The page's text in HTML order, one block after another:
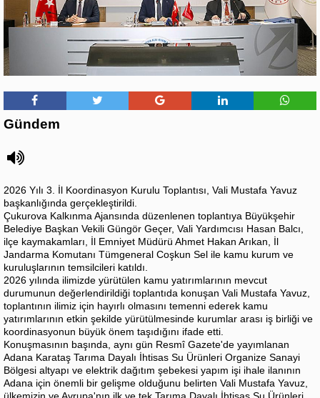
Gündem
2026 Yılı 3. İl Koordinasyon Kurulu Toplantısı, Vali Mustafa Yavuz
başkanlığında gerçekleştirildi.
Çukurova Kalkınma Ajansında düzenlenen toplantıya Büyükşehir
Belediye Başkan Vekili Güngör Geçer, Vali Yardımcısı Hasan Balcı,
ilçe kaymakamları, İl Emniyet Müdürü Ahmet Hakan Arıkan, İl
Jandarma Komutanı Tümgeneral Coşkun Sel ile kamu kurum ve
kuruluşlarının temsilcileri katıldı.
2026 yılında ilimizde yürütülen kamu yatırımlarının mevcut
durumunun değerlendirildiği toplantıda konuşan Vali Mustafa Yavuz,
toplantının ilimiz için hayırlı olmasını temenni ederek kamu
yatırımlarının etkin şekilde yürütülmesinde kurumlar arası iş birliği ve
koordinasyonun büyük önem taşıdığını ifade etti.
Konuşmasının başında, aynı gün Resmî Gazete'de yayımlanan
Adana Karataş Tarıma Dayalı İhtisas Su Ürünleri Organize Sanayi
Bölgesi altyapı ve elektrik dağıtım şebekesi yapım işi ihale ilanının
Adana için önemli bir gelişme olduğunu belirten Vali Mustafa Yavuz,